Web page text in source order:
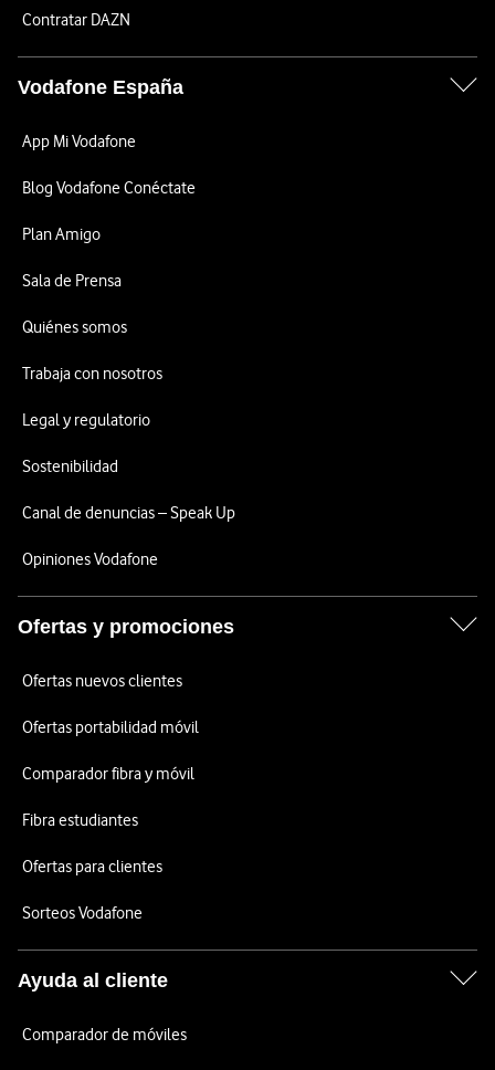
Contratar DAZN
Vodafone España
App Mi Vodafone
Blog Vodafone Conéctate
Plan Amigo
Sala de Prensa
Quiénes somos
Trabaja con nosotros
Legal y regulatorio
Sostenibilidad
Canal de denuncias – Speak Up
Opiniones Vodafone
Ofertas y promociones
Ofertas nuevos clientes
Ofertas portabilidad móvil
Comparador fibra y móvil
Fibra estudiantes
Ofertas para clientes
Sorteos Vodafone
Ayuda al cliente
Comparador de móviles